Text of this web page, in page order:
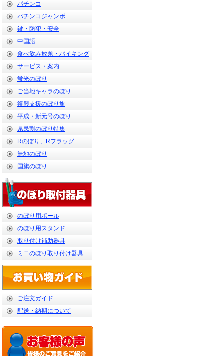
パチンコ
パチンコジャンボ
鍵・防犯・安全
中国語
食べ飲み放題・バイキング
サービス・案内
蛍光のぼり
ご当地キャラのぼり
復興支援のぼり旗
平成・新元号のぼり
県民割のぼり特集
Rのぼり、Rフラッグ
無地のぼり
国旗のぼり
のぼり用ポール
のぼり用スタンド
取り付け補助器具
ミニのぼり取り付け器具
ご注文ガイド
配送・納期について